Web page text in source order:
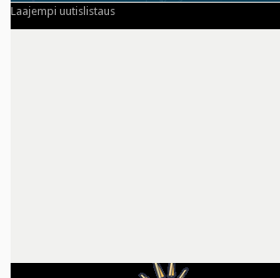
Laajempi uutislistaus